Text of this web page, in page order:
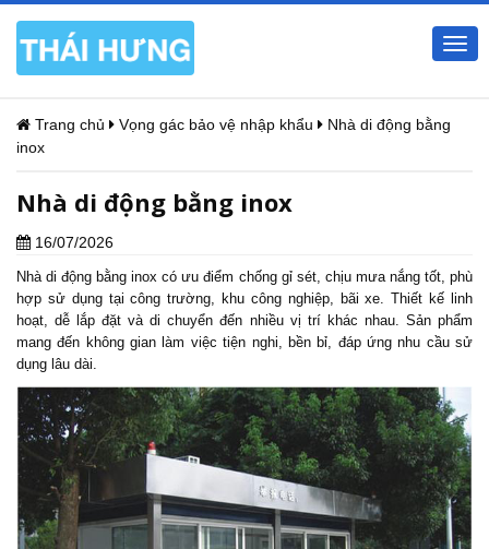
Trang chủ Vọng gác bảo vệ nhập khẩu
Nhà di động bằng
inox
Nhà di động bằng inox
16/07/2026
Nhà di động bằng inox có ưu điểm chống gỉ sét, chịu mưa nắng tốt, phù
hợp sử dụng tại công trường, khu công nghiệp, bãi xe. Thiết kế linh
hoạt, dễ lắp đặt và di chuyển đến nhiều vị trí khác nhau. Sản phẩm
mang đến không gian làm việc tiện nghi, bền bỉ, đáp ứng nhu cầu sử
dụng lâu dài.